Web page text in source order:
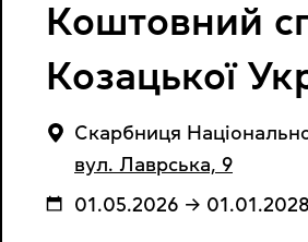
Коштовний
Козацької
Cкарбниця
вул. Лаврська, 9
01.05.2026 → 01.01.2028